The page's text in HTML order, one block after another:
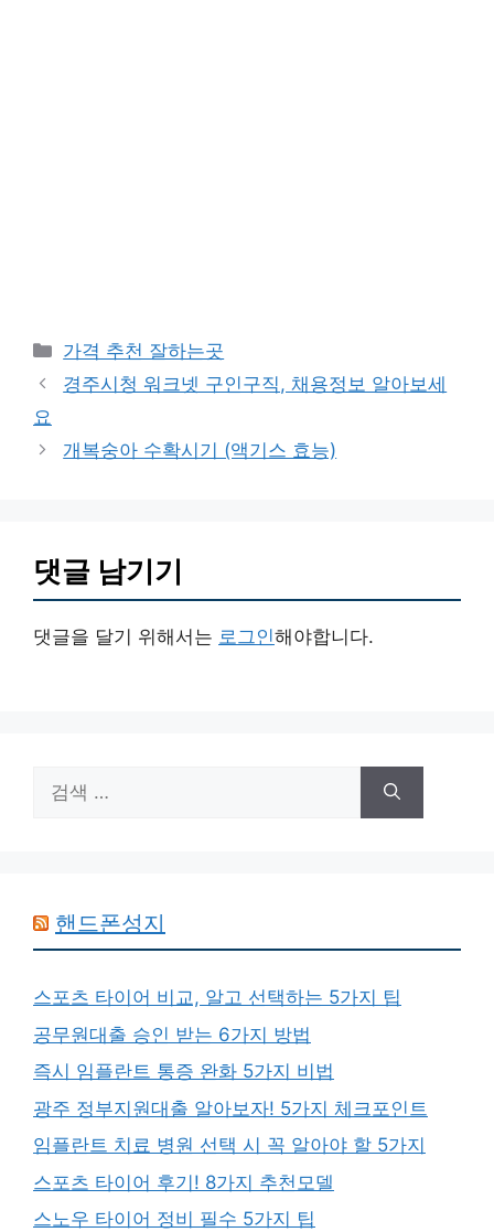
카
테
고
가격 추천 잘하는곳
경주시청 워크넷 구인구직, 채용정보 알아보세
요
개복숭아 수확시기 (액기스 효능)
댓글 남기기
댓글을 달기 위해서는 로그인해야합니다.
색:
핸드폰성지
스포츠 타이어 비교, 알고 선택하는 5가지 팁
공무원대출 승인 받는 6가지 방법
즉시 임플란트 통증 완화 5가지 비법
광주 정부지원대출 알아보자! 5가지 체크포인트
임플란트 치료 병원 선택 시 꼭 알아야 할 5가지
스포츠 타이어 후기! 8가지 추천모델
스노우 타이어 정비 필수 5가지 팁